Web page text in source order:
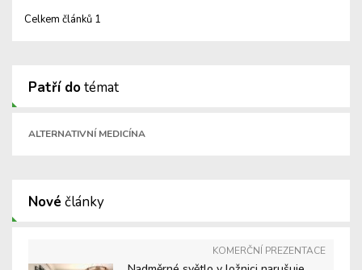
Celkem článků 1
Patří dotémat
ALTERNATIVNÍ MEDICÍNA
Nové články
KOMERČNÍ PREZENTACE